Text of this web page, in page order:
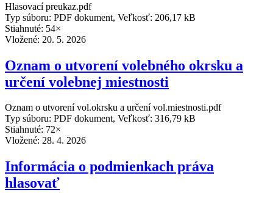
Hlasovací preukaz.pdf
Typ súboru: PDF dokument, Veľkosť: 206,17 kB
Stiahnuté: 54×
Vložené: 20. 5. 2026
Oznam o utvorení volebného okrsku a
určení volebnej miestnosti
Oznam o utvorení vol.okrsku a určení vol.miestnosti.pdf
Typ súboru: PDF dokument, Veľkosť: 316,79 kB
Stiahnuté: 72×
Vložené: 28. 4. 2026
Informácia o podmienkach práva
hlasovať